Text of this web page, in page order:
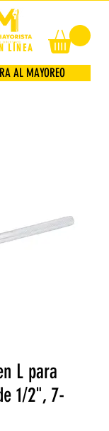
LÍNEA
AL MAYOREO
L para
1/2", 7-